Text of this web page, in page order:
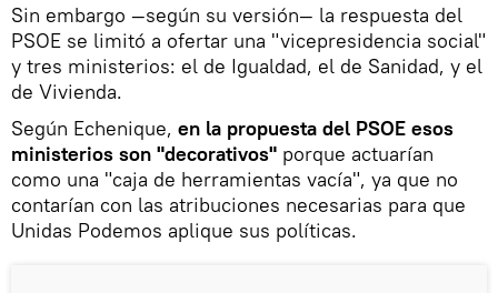
Sin embargo —según su versión— la respuesta del
PSOE se limitó a ofertar una "vicepresidencia social"
y tres ministerios: el de Igualdad, el de Sanidad, y el
de Vivienda.
Según Echenique, en la propuesta del PSOE esos
ministerios son "decorativos" porque actuarían
como una "caja de herramientas vacía", ya que no
contarían con las atribuciones necesarias para que
Unidas Podemos aplique sus políticas.